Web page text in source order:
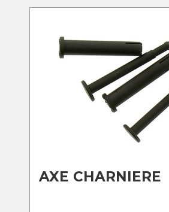
AXE CHARNIERE